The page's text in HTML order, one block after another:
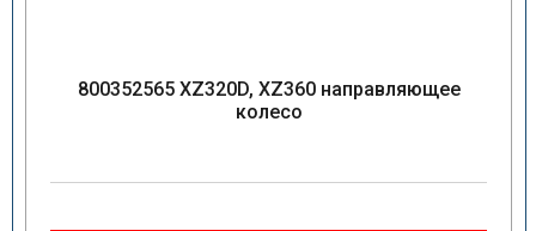
800352565 XZ320D, XZ360 направляющее
колесо